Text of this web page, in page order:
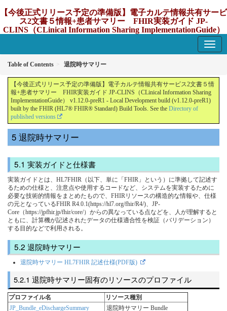
【今後正式リリース予定の準備版】電子カルテ情報共有サービ
ス2文書５情報+患者サマリー FHIR実装ガイド JP-
CLINS（CLinical Information Sharing ImplementationGuide）
Table of Contents 退院時サマリー
【今後正式リリース予定の準備版】電子カルテ情報共有サービス2文書５情
報+患者サマリー FHIR実装ガイド JP-CLINS（CLinical Information Sharing
ImplementationGuide） v1.12.0-preR1 - Local Development build (v1.12.0-preR1)
built by the FHIR (HL7® FHIR® Standard) Build Tools. See the Directory of
published versions
退院時サマリー
実装ガイドと仕様書
実装ガイドとは、HL7FHIR（以下、単に「FHIR」という）に準拠して記述す
るための仕様と、注意点や使用するコードなど、システムを実装するために
必要な技術的情報をまとめたもので、FHIRリソースの構造的な情報や、仕様
の元となっているFHIR R4.0.1(https://hl7.org/fhir/R4/)、JP-
Core（https://jpfhir.jp/fhir/core/）からの異なっている点などを、人が理解すると
ともに、計算機が記述されたデータの仕様適合性を検証（バリデーション）
する目的などで利用される。
退院時サマリー
退院時サマリー HL7FHIR 記述仕様(PDF版)
退院時サマリー固有のリソースのプロファイル
プロファイル名
リソース種別
JP_Bundle_eDischargeSummary
退院時サマリー Bundle